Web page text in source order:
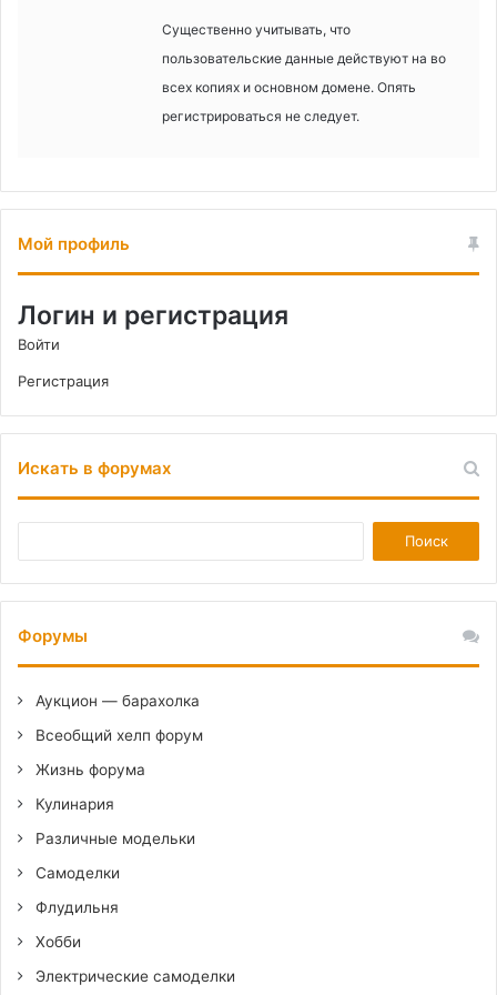
Существенно учитывать, что
пользовательские данные действуют на во
всех копиях и основном домене. Опять
регистрироваться не следует.
Мой профиль
Логин и регистрация
Войти
Регистрация
Искать в форумах
Форумы
Аукцион — барахолка
Всеобщий хелп форум
Жизнь форума
Кулинария
Различные модельки
Самоделки
Флудильня
Хобби
Электрические самоделки